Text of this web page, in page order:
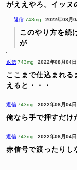
がええやろ。イッヌ
返信 743mg 2022年08月
このやり方を続
が
返信 743mg 2022年08月04
ここまで仕込まれる
えると・・・
返信 743mg 2022年08月04
俺なら手で押すだけ
返信 743mg 2022年08月04
赤信号で渡ったりし